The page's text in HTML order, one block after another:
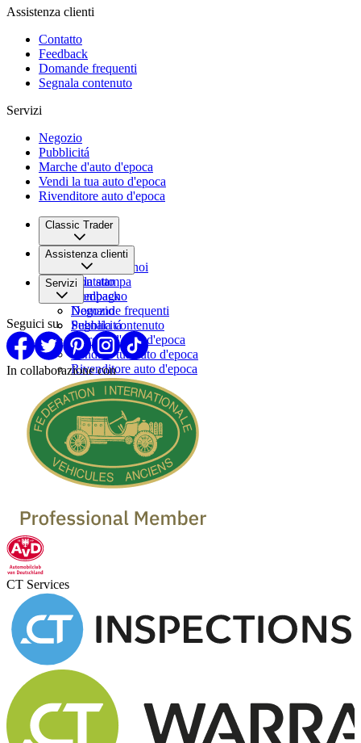
Assistenza clienti
Contatto
Feedback
Domande frequenti
Segnala contenuto
Servizi
Negozio
Pubblicitá
Marche d'auto d'epoca
Vendi la tua auto d'epoca
Rivenditore auto d'epoca
Classic Trader
Chi siamo
Lavora con noi
Sala stampa
Compagno
Assistenza clienti
Contatto
Feedback
Domande frequenti
Segnala contenuto
Servizi
Negozio
Pubblicitá
Marche d'auto d'epoca
Vendi la tua auto d'epoca
Rivenditore auto d'epoca
Seguici su
In collaborazione con
CT Services